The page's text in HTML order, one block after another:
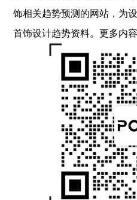
饰相关趋势预测的网站，为
首饰设计趋势资料。更多内